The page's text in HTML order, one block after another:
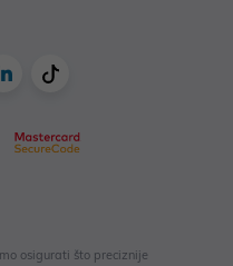
osigurati što preciznije